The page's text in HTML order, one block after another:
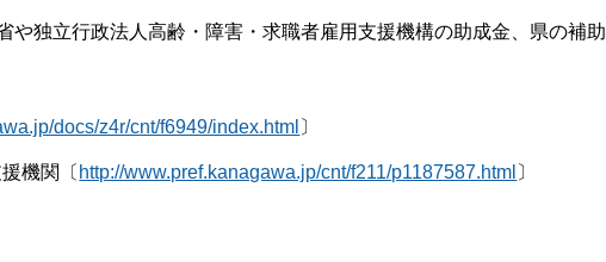
独立行政法人高齢・障害・求職者雇用支援機構の助成金、県の補助
docs/z4r/cnt/f6949/index.html 〕
機関〔 http://www.pref.kanagawa.jp/cnt/f211/p1187587.html 〕